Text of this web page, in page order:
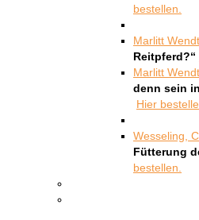
bestellen.
Marlitt
Reitpferd?“
Marlitt
denn sein
Hier
Wesseling,
Fütterung
bestellen.